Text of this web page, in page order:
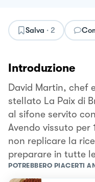
Salva · 2
Introduzione
David Martin, chef
stellato La Paix di
al sifone servito
Avendo vissuto per
non replicare la
preparare in tutte
POTREBBERO PIACERTI